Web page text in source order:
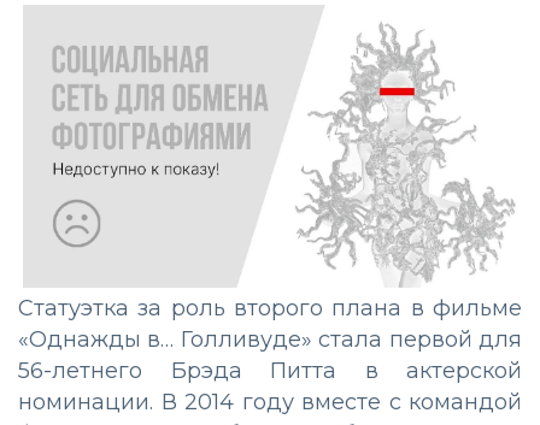
Статуэтка за роль второго плана в фильме
«Однажды в… Голливуде» стала первой для
56-летнего Брэда Питта в актерской
номинации. В 2014 году вместе с командой